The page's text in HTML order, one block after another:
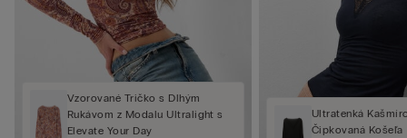
Vzorované Tričko s Dlhým
Rukávom z Modalu Ultralight s
Elevate Your Day
Ultratenká
Čipkovaná Košeľa